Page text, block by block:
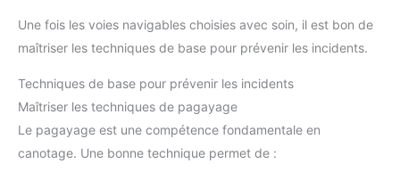
Une fois les voies navigables choisies avec soin, il est bon de
maîtriser les techniques de base pour prévenir les incidents.
Techniques de base pour prévenir les incidents
Maîtriser les techniques de pagayage
Le pagayage est une compétence fondamentale en
canotage. Une bonne technique permet de :